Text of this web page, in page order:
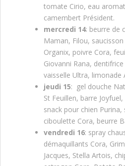
tomate Cirio, eau
camembert Président.
mercredi 14: beurre de
Maman, Filou,
Organix, poivre Cora,
Giovanni Rana,
vaisselle Ultra, limonade
jeudi 15: gel douche
St Feuillen, barre
snack pour chien Purina,
ciboulette Cora, beurre
vendredi 16: spray
démaquillants Cora,
Jacques, Stella Artois,